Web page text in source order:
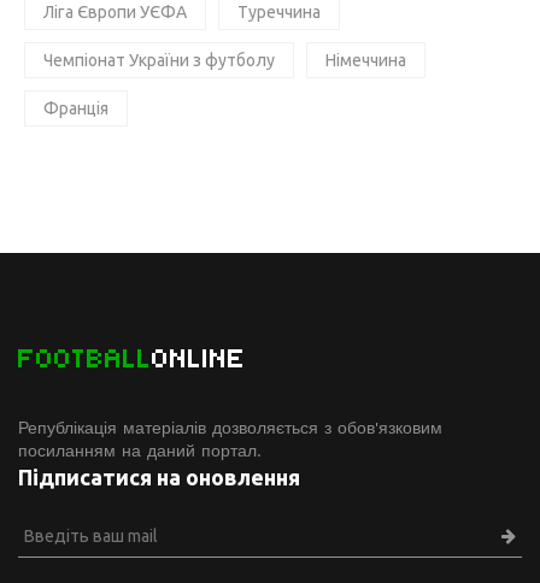
Ліга Європи УЄФА Туреччина
Чемпіонат України з футболу Німеччина
Франція
FOOTBALLONLINE
Републікація матеріалів дозволяється з обов'язковим
посиланням на даний портал.
Підписатися на оновлення